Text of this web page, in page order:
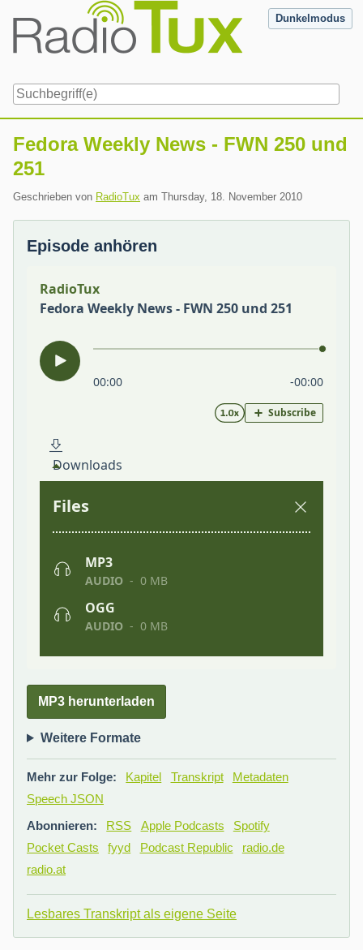
content
Dunkelmodus
Fedora Weekly News - FWN 250 und
251
Geschrieben von RadioTux am Thursday, 18. November 2010
Episode anhören
MP3 herunterladen
Weitere Formate
Mehr zur Folge: Kapitel Transkript
Metadaten
Speech JSON
Abonnieren:
RSS Apple Podcasts
Spotify
Pocket Casts
fyyd Podcast Republic
radio.de
radio.at
Lesbares Transkript als eigene Seite